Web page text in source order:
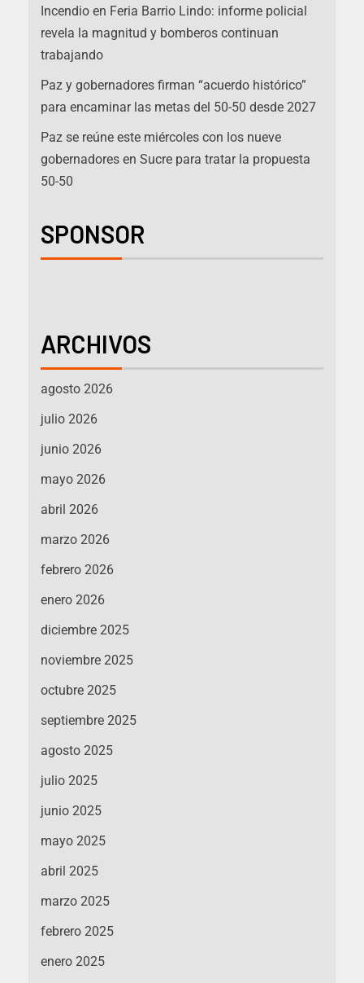
Incendio en Feria Barrio Lindo: informe policial
revela la magnitud y bomberos continuan
trabajando
Paz y gobernadores firman “acuerdo histórico”
para encaminar las metas del 50-50 desde 2027
Paz se reúne este miércoles con los nueve
gobernadores en Sucre para tratar la propuesta
50-50
SPONSOR
ARCHIVOS
agosto 2026
julio 2026
junio 2026
mayo 2026
abril 2026
marzo 2026
febrero 2026
enero 2026
diciembre 2025
noviembre 2025
octubre 2025
septiembre 2025
agosto 2025
julio 2025
junio 2025
mayo 2025
abril 2025
marzo 2025
febrero 2025
enero 2025